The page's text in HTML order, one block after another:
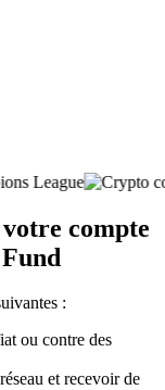
compte
:
ou contre des
et recevoir de